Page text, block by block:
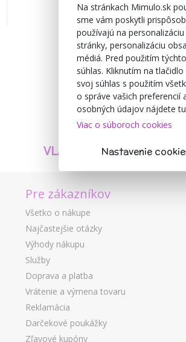
VLASTNÉ PRODUKTY
Pre zákazníkov
Všetko o nákupe
Najčastejšie otázky
Výhody nákupu
Služby
Doprava a platba
Vrátenie a výmena tovaru
Reklamácia
Darčekové poukážky
Zľavové kupóny
Na stránkach Mimulo.sk
sme vám poskytli
používajú na
stránky, personalizáciu
médiá. Pred použitím
súhlas. Kliknutím na
svoj súhlas s použitím
o správe vašich preferencií
osobných údajov nájdete
Viac o súboroch cookies
Nastavenie